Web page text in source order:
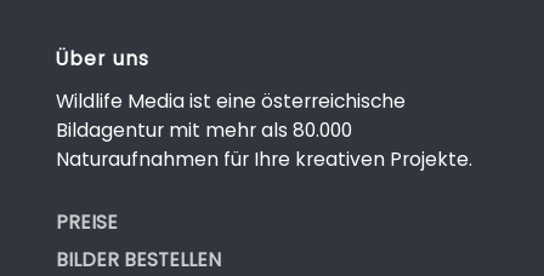
Über uns
Wildlife Media ist eine österreichische
Bildagentur mit mehr als 80.000
Naturaufnahmen für Ihre kreativen Projekte.
PREISE
BILDER BESTELLEN